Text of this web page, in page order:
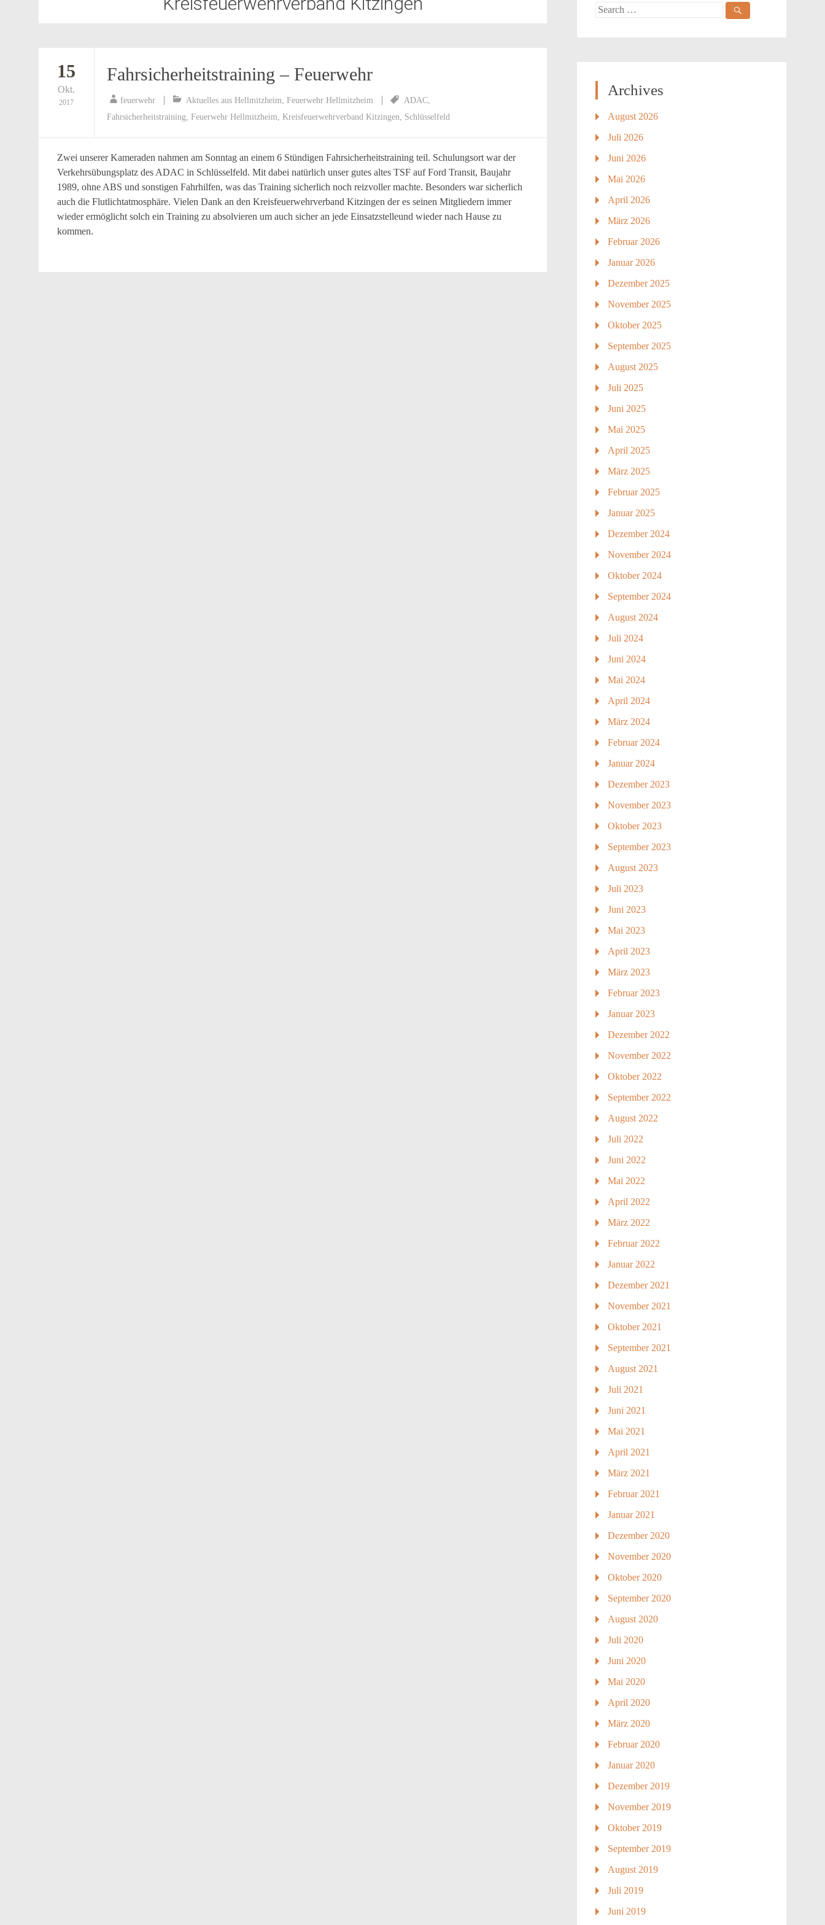
15
Okt.
2017
Fahrsicherheitstraining – Feuerwehr
feuerwehr Aktuelles aus Hellmitzheim, Feuerwehr Hellmitzheim ADAC,
Fahrsicherheitstraining, Feuerwehr Hellmitzheim, Kreisfeuerwehrverband Kitzingen, Schlüsselfeld
Zwei unserer Kameraden nahmen am Sonntag an einem 6 Stündigen Fahrsicherheitstraining teil. Schulungsort war der
Verkehrsübungsplatz des ADAC in Schlüsselfeld. Mit dabei natürlich unser gutes altes TSF auf Ford Transit, Baujahr
1989, ohne ABS und sonstigen Fahrhilfen, was das Training sicherlich noch reizvoller machte. Besonders war sicherlich
auch die Flutlichtatmosphäre. Vielen Dank an den Kreisfeuerwehrverband Kitzingen der es seinen Mitgliedern immer
wieder ermöglicht solch ein Training zu absolvieren um auch sicher an jede Einsatzstelleund wieder nach Hause zu
kommen.
Search
Archives
August 2026
Juli 2026
Juni 2026
Mai 2026
April 2026
März 2026
Februar 2026
Januar 2026
Dezember 2025
November 2025
Oktober 2025
September 2025
August 2025
Juli 2025
Juni 2025
Mai 2025
April 2025
März 2025
Februar 2025
Januar 2025
Dezember 2024
November 2024
Oktober 2024
September 2024
August 2024
Juli 2024
Juni 2024
Mai 2024
April 2024
März 2024
Februar 2024
Januar 2024
Dezember 2023
November 2023
Oktober 2023
September 2023
August 2023
Juli 2023
Juni 2023
Mai 2023
April 2023
März 2023
Februar 2023
Januar 2023
Dezember 2022
November 2022
Oktober 2022
September 2022
August 2022
Juli 2022
Juni 2022
Mai 2022
April 2022
März 2022
Februar 2022
Januar 2022
Dezember 2021
November 2021
Oktober 2021
September 2021
August 2021
Juli 2021
Juni 2021
Mai 2021
April 2021
März 2021
Februar 2021
Januar 2021
Dezember 2020
November 2020
Oktober 2020
September 2020
August 2020
Juli 2020
Juni 2020
Mai 2020
April 2020
März 2020
Februar 2020
Januar 2020
Dezember 2019
November 2019
Oktober 2019
September 2019
August 2019
Juli 2019
Juni 2019